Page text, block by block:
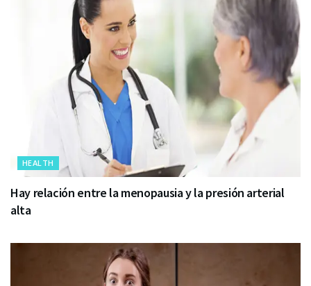
HEALTH
Hay relación entre la menopausia y la presión arterial
alta